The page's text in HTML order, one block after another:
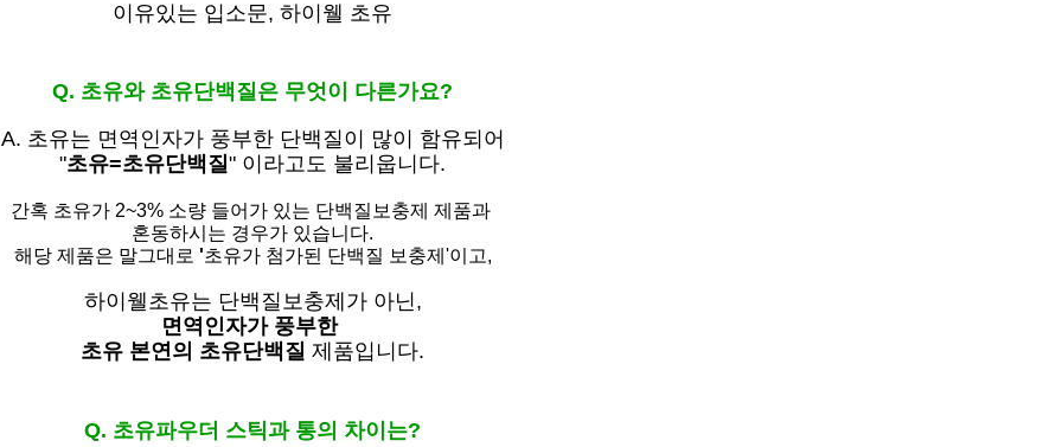
이유있는 입소문, 하이웰 초유
Q. 초유와 초유단백질은 무엇이 다른가요?
A. 초유는 면역인자가 풍부한 단백질이 많이 함유되어
"초유=초유단백질" 이라고도 불리웁니다.
간혹 초유가 2~3% 소량 들어가 있는 단백질보충제 제품과
혼동하시는 경우가 있습니다.
해당 제품은 말그대로 '초유가 첨가된 단백질 보충제'이고,
하이웰초유는 단백질보충제가 아닌,
면역인자가 풍부한
초유 본연의 초유단백질 제품입니다.
Q. 초유파우더 스틱과 통의 차이는?